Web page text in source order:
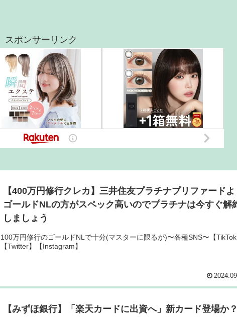
スポンサーリンク
【400万円修行クレカ】三井住友プラチナプリファードよ
ゴールドNLの方がスペック高いのでプラチナは今すぐ解
しましょう
100万円修行のゴールドNLで十分(マスターに限るが)〜各種SNS〜【TikTok
【Twitter】【Instagram】
【みずほ銀行】「楽天カードに出資へ」新カード登場か？